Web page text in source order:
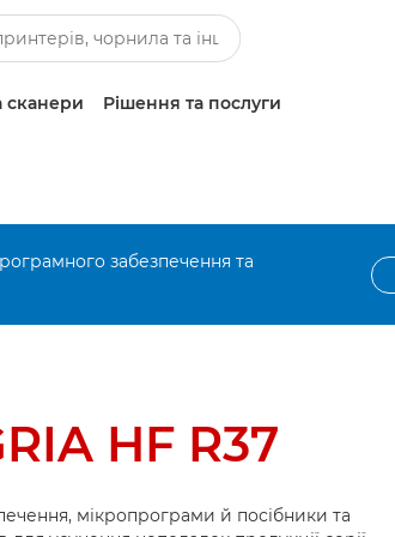
сканери Рішення та послуги
забезпечення та
HF R37
мікропрограми й посібники та